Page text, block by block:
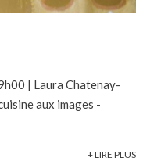
| Laura Chatenay-
aux images -
+ LIRE PLUS